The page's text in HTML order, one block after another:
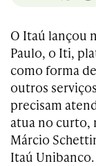
O Itaú lançou
Paulo, o Iti,
como forma
outros
precisam
atua no curto,
Márcio
Itaú Unibanco.